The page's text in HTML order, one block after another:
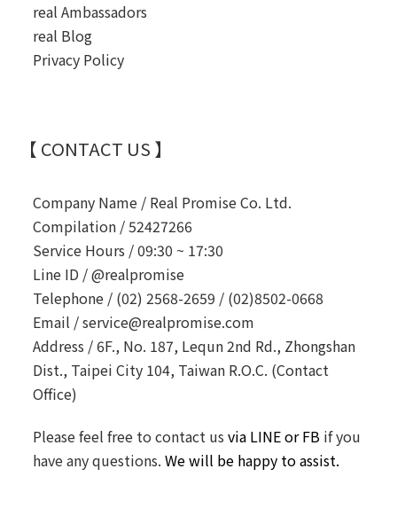
real Ambassadors
real Blog
Privacy Policy
【 CONTACT US 】
Company Name / Real Promise Co. Ltd.
Compilation /52427266
Service Hours /09:30 ~ 17:30
Line ID /@realpromise
Telephone / (02) 2568-2659 / (02)8502-0668
Email /service@realpromise.com
Address /6F., No. 187, Lequn 2nd Rd., Zhongshan
Dist., Taipei City 104, Taiwan R.O.C. (Contact
Office)
Please feel free to contact us via LINE or FB if you
have any questions. We will be happy to assist.